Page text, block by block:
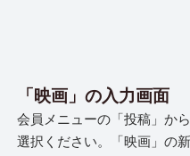
「映画」の入力画面
会員メニューの「投稿」か
選択ください。「映画」の